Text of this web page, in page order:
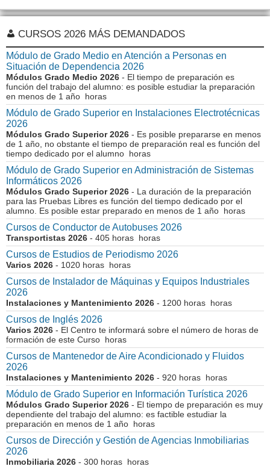
CURSOS 2026 MÁS DEMANDADOS
Módulo de Grado Medio en Atención a Personas en
Situación de Dependencia 2026
Módulos Grado Medio 2026 - El tiempo de preparación es
función del trabajo del alumno: es posible estudiar la preparación
en menos de 1 año horas
Módulo de Grado Superior en Instalaciones Electrotécnicas
2026
Módulos Grado Superior 2026 - Es posible prepararse en menos
de 1 año, no obstante el tiempo de preparación real es función del
tiempo dedicado por el alumno horas
Módulo de Grado Superior en Administración de Sistemas
Informáticos 2026
Módulos Grado Superior 2026 - La duración de la preparación
para las Pruebas Libres es función del tiempo dedicado por el
alumno. Es posible estar preparado en menos de 1 año horas
Cursos de Conductor de Autobuses 2026
Transportistas 2026 - 405 horas horas
Cursos de Estudios de Periodismo 2026
Varios 2026 - 1020 horas horas
Cursos de Instalador de Máquinas y Equipos Industriales
2026
Instalaciones y Mantenimiento 2026 - 1200 horas horas
Cursos de Inglés 2026
Varios 2026 - El Centro te informará sobre el número de horas de
formación de este Curso horas
Cursos de Mantenedor de Aire Acondicionado y Fluidos
2026
Instalaciones y Mantenimiento 2026 - 920 horas horas
Módulo de Grado Superior en Información Turística 2026
Módulos Grado Superior 2026 - El tiempo de preparación es muy
dependiente del trabajo del alumno: es factible estudiar la
preparación en menos de 1 año horas
Cursos de Dirección y Gestión de Agencias Inmobiliarias
2026
Inmobiliaria 2026 - 300 horas horas